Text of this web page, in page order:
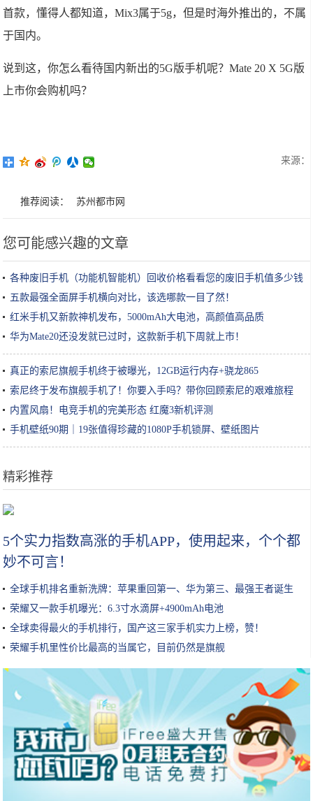
首款，懂得人都知道，Mix3属于5g，但是时海外推出的，不属
于国内。
说到这，你怎么看待国内新出的5G版手机呢？Mate 20 X 5G版
上市你会购机吗？
来源：
推荐阅读： 苏州都市网
您可能感兴趣的文章
各种废旧手机（功能机智能机）回收价格看看您的废旧手机值多少钱
五款最强全面屏手机横向对比，该选哪款一目了然！
红米手机又新款神机发布，5000mAh大电池，高颜值高品质
华为Mate20还没发就已过时，这款新手机下周就上市！
真正的索尼旗舰手机终于被曝光，12GB运行内存+骁龙865
索尼终于发布旗舰手机了！你要入手吗？带你回顾索尼的艰难旅程
内置风扇！电竞手机的完美形态 红魔3新机评测
手机壁纸90期｜19张值得珍藏的1080P手机锁屏、壁纸图片
精彩推荐
5个实力指数高涨的手机APP，使用起来，个个都
妙不可言！
全球手机排名重新洗牌：苹果重回第一、华为第三、最强王者诞生
荣耀又一款手机曝光：6.3寸水滴屏+4900mAh电池
全球卖得最火的手机排行，国产这三家手机实力上榜，赞！
荣耀手机里性价比最高的当属它，目前仍然是旗舰